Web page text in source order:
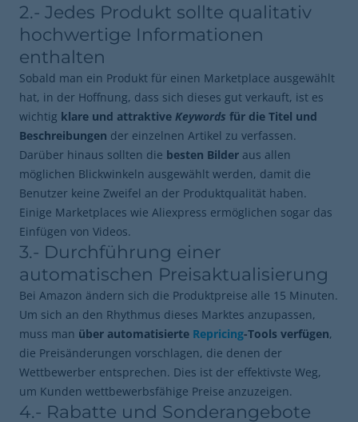
2.- Jedes Produkt sollte qualitativ
hochwertige Informationen
enthalten
Sobald man ein Produkt für einen Marketplace ausgewählt
hat, in der Hoffnung, dass sich dieses gut verkauft, ist es
wichtig klare und attraktive Keywords für die Titel und
Beschreibungen der einzelnen Artikel zu verfassen.
Darüber hinaus sollten die besten Bilder aus allen
möglichen Blickwinkeln ausgewählt werden, damit die
Benutzer keine Zweifel an der Produktqualität haben.
Einige Marketplaces wie Aliexpress ermöglichen sogar das
Einfügen von Videos.
3.- Durchführung einer
automatischen Preisaktualisierung
Bei Amazon ändern sich die Produktpreise alle 15 Minuten.
Um sich an den Rhythmus dieses Marktes anzupassen,
muss man über automatisierte Repricing-Tools verfügen,
die Preisänderungen vorschlagen, die denen der
Wettbewerber entsprechen. Dies ist der effektivste Weg,
um Kunden wettbewerbsfähige Preise anzuzeigen.
4.- Rabatte und Sonderangebote